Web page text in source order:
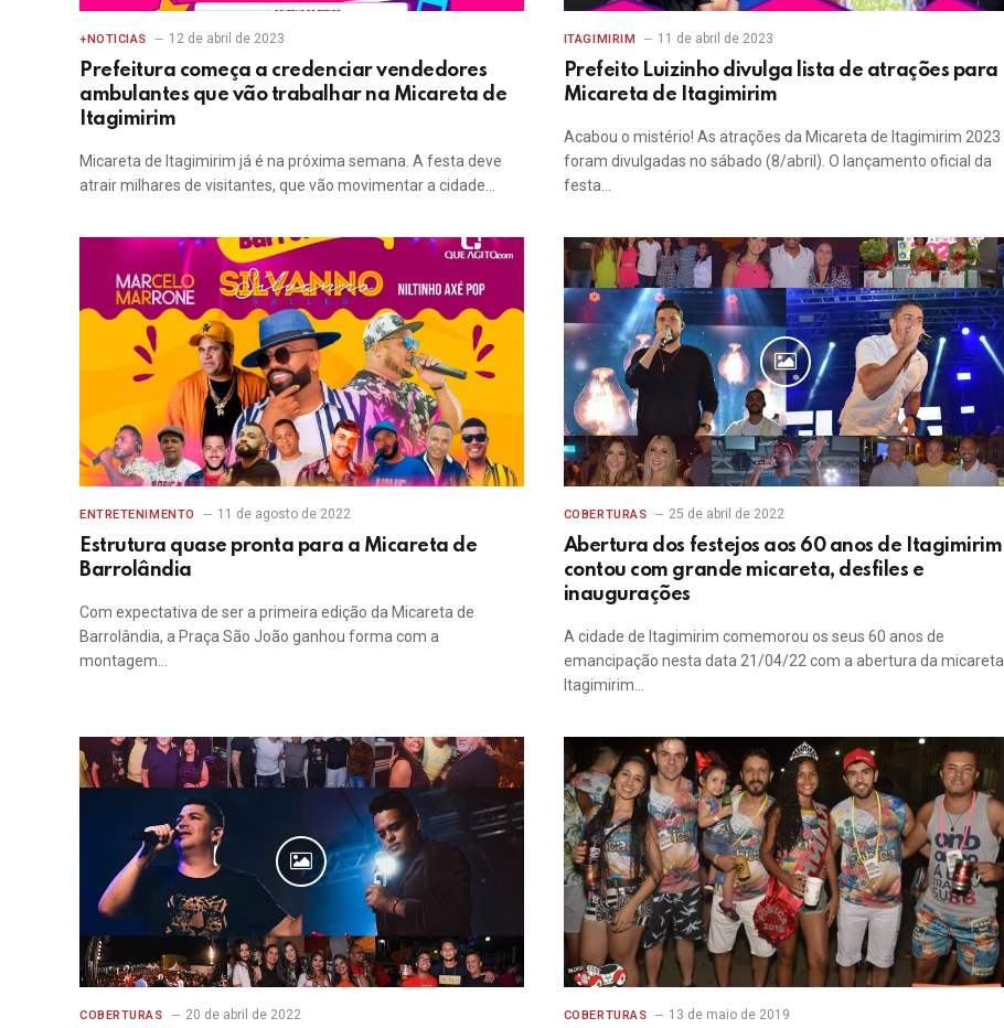
+NOTICIAS 12 de abril de 2023
Prefeitura começa a credenciar vendedores
ambulantes que vão trabalhar na Micareta de
Itagimirim
Micareta de Itagimirim já é na próxima semana. A festa deve
atrair milhares de visitantes, que vão movimentar a cidade…
ITAGIMIRIM 11 de abril de 2023
Prefeito Luizinho divulga lista de atrações para
Micareta de Itagimirim
Acabou o mistério! As atrações da Micareta de Itagimirim 2023
foram divulgadas no sábado (8/abril). O lançamento oficial da
festa…
ENTRETENIMENTO 11 de agosto de 2022
Estrutura quase pronta para a Micareta de
Barrolândia
Com expectativa de ser a primeira edição da Micareta de
Barrolândia, a Praça São João ganhou forma com a
montagem…
COBERTURAS 25 de abril de 2022
Abertura dos festejos aos 60 anos de Itagimirim
contou com grande micareta, desfiles e
inaugurações
A cidade de Itagimirim comemorou os seus 60 anos de
emancipação nesta data 21/04/22 com a abertura da micareta
Itagimirim…
COBERTURAS 20 de abril de 2022 COBERTURAS 13 de maio de 2019